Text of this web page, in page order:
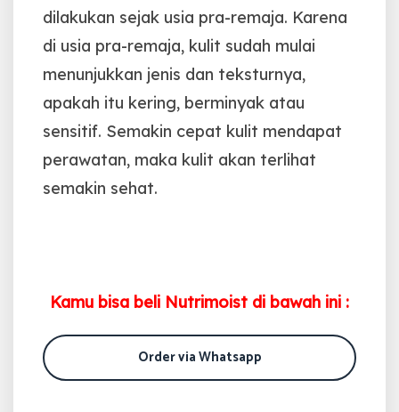
dilakukan sejak usia pra-remaja. Karena
di usia pra-remaja, kulit sudah mulai
menunjukkan jenis dan teksturnya,
apakah itu kering, berminyak atau
sensitif. Semakin cepat kulit mendapat
perawatan, maka kulit akan terlihat
semakin sehat.
Kamu bisa beli Nutrimoist di bawah ini :
Order via Whatsapp